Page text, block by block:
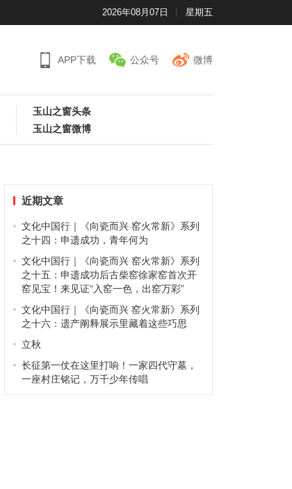
2026年08月07日 星期五
APP下载 公众号 微博
玉山之窗头条
玉山之窗微博
近期文章
文化中国行｜《向瓷而兴 窑火常新》系列
之十四：申遗成功，青年何为
文化中国行｜《向瓷而兴 窑火常新》系列
之十五：申遗成功后古柴窑徐家窑首次开
窑见宝！来见证“入窑一色，出窑万彩”
文化中国行｜《向瓷而兴 窑火常新》系列
之十六：遗产阐释展示里藏着这些巧思
立秋
长征第一仗在这里打响！一家四代守墓，
一座村庄铭记，万千少年传唱